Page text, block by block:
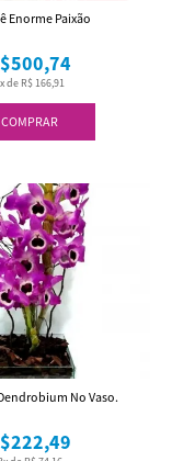
COMPRAR
de R$ 166,91
Enorme Paixão
No Vaso.